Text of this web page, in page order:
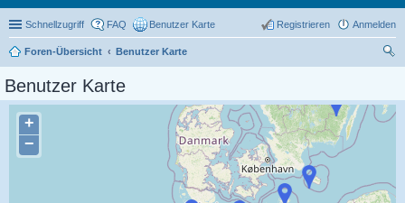
Schnellzugriff FAQ Benutzer Karte Anmelden
Registrieren
Foren-Übersicht
Benutzer Karte
Benutzer Karte
+
−